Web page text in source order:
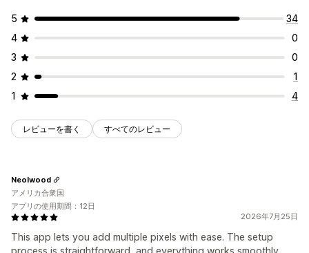
5
34
4
0
3
0
2
1
1
4
レビューを書く すべてのレビュー
2026年7月25日
This app lets you add multiple pixels with ease. The setup
Neolwood
アメリカ合衆国
アプリの使用期間：12日